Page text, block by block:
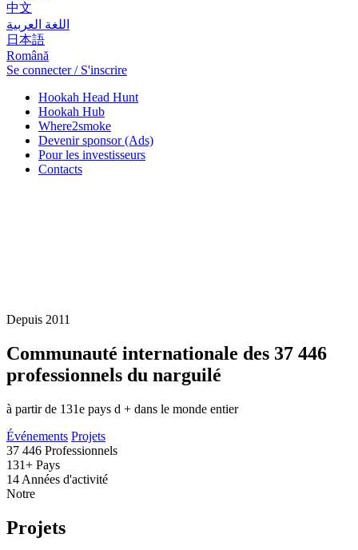
中文
اللغة العربية
日本語
Română
Se connecter / S'inscrire
Hookah Head Hunt
Hookah Hub
Where2smoke
Devenir sponsor (Ads)
Pour les investisseurs
Contacts
Depuis 2011
Communauté internationale des 37 446
professionnels du narguilé
à partir de 131e pays d + dans le monde entier
Événements Projets
37 446 Professionnels
131+ Pays
14 Années d'activité
Notre
Projets